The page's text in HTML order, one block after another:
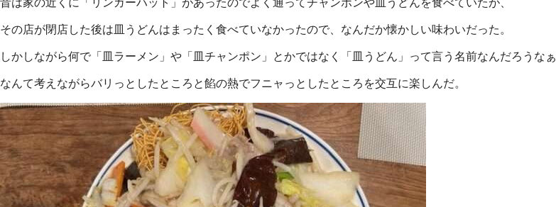
昔は家の近くに「リンガーハット」があったのでよく通ってチャンポンや皿うどんを食べていたが、
その店が閉店した後は皿うどんはまったく食べていなかったので、なんだか懐かしい味わいだった。
しかしながら何で「皿ラーメン」や「皿チャンポン」とかではなく「皿うどん」って言う名前なんだろうなぁ
なんて考えながらバリっとしたところと餡の熱でフニャっとしたところを交互に楽しんだ。